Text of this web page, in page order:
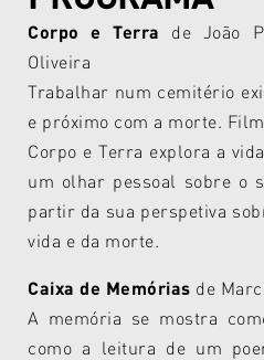
Corpo e Terra de João
Oliveira
Trabalhar num cemitério
e próximo com a morte.
Corpo e Terra explora a
um olhar pessoal sobre o
partir da sua perspetiva
vida e da morte.
Caixa de Memórias de
A memória se mostra
como a leitura de um